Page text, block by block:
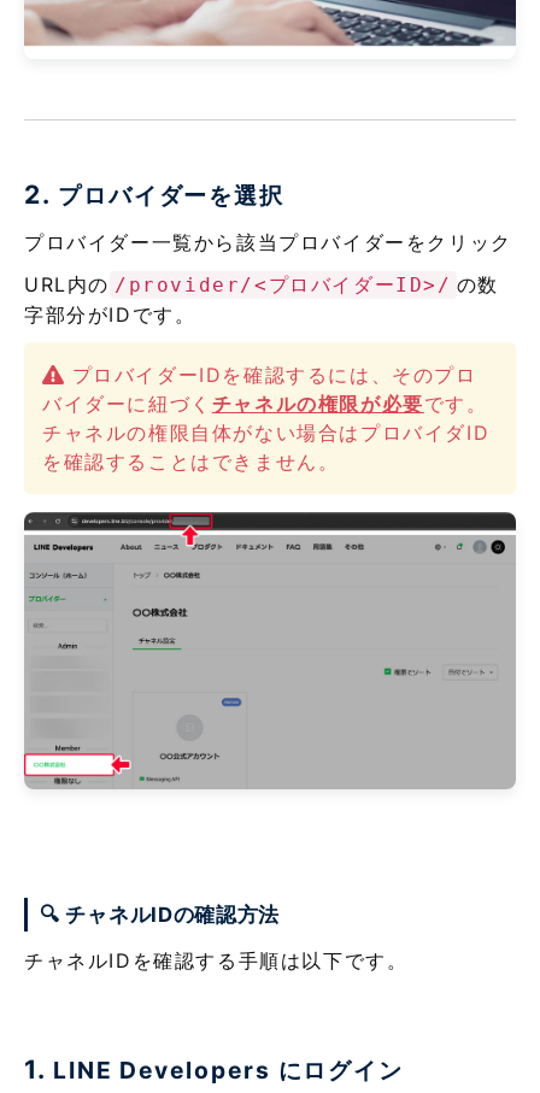
2. プロバイダーを選択
プロバイダー一覧から該当プロバイダーをクリック
URL内の /provider/<プロバイダーID>/ の数
字部分がIDです。
プロバイダーIDを確認するには、そのプロ
バイダーに紐づく チャネルの権限が必要です。
チャネルの権限自体がない場合はプロバイダID
を確認することはできません。
🔍 チャネルIDの確認方法
チャネルIDを確認する手順は以下です。
1. LINE Developers にログイン